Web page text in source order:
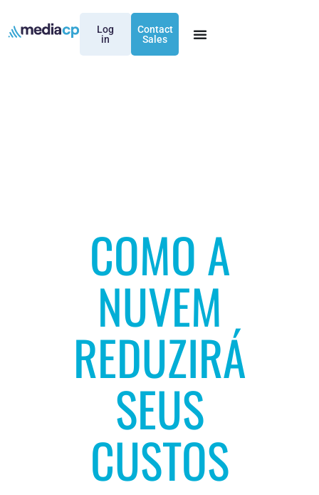
Log
in
Contact
Sales
COMO A
NUVEM
REDUZIRÁ
SEUS
CUSTOS